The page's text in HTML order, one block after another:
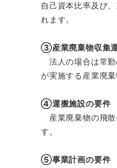
自己資本比率及び
れます。
③産業廃棄物収集
法人の場合は常勤
が実施する産業廃
④運搬施設の要件
産業廃棄物の飛散
す。
⑤事業計画の要件